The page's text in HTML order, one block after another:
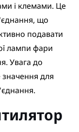
і клемами. Це
що
подавати
лампи фари
Увага до
значення для